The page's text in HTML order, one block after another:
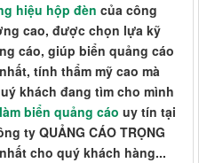
hiệu hộp đèn của công
cao, được chọn lựa kỹ
cáo, giúp biển quảng cáo
tính thẩm mỹ cao mà
khách đang tìm cho mình
làm biển quảng cáo uy tín tại
ty QUẢNG CÁO TRỌNG
cho quý khách hàng...